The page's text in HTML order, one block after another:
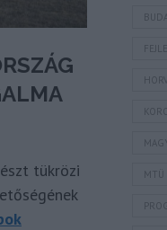
tükrözi
MTÜ